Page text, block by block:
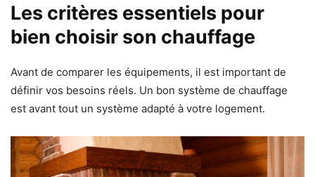
Les critères essentiels pour
bien choisir son chauffage
Avant de comparer les équipements, il est important de
définir vos besoins réels. Un bon système de chauffage
est avant tout un système adapté à votre logement.